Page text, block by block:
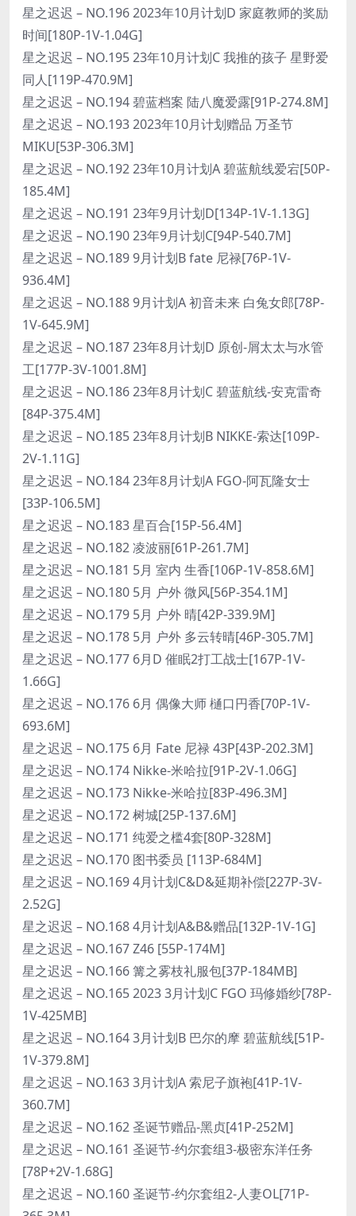
星之迟迟 – NO.196 2023年10月计划D 家庭教师的奖励
时间[180P-1V-1.04G]
星之迟迟 – NO.195 23年10月计划C 我推的孩子 星野爱
同人[119P-470.9M]
星之迟迟 – NO.194 碧蓝档案 陆八魔爱露[91P-274.8M]
星之迟迟 – NO.193 2023年10月计划赠品 万圣节
MIKU[53P-306.3M]
星之迟迟 – NO.192 23年10月计划A 碧蓝航线爱宕[50P-
185.4M]
星之迟迟 – NO.191 23年9月计划D[134P-1V-1.13G]
星之迟迟 – NO.190 23年9月计划C[94P-540.7M]
星之迟迟 – NO.189 9月计划B fate 尼禄[76P-1V-
936.4M]
星之迟迟 – NO.188 9月计划A 初音未来 白兔女郎[78P-
1V-645.9M]
星之迟迟 – NO.187 23年8月计划D 原创-屑太太与水管
工[177P-3V-1001.8M]
星之迟迟 – NO.186 23年8月计划C 碧蓝航线-安克雷奇
[84P-375.4M]
星之迟迟 – NO.185 23年8月计划B NIKKE-索达[109P-
2V-1.11G]
星之迟迟 – NO.184 23年8月计划A FGO-阿瓦隆女士
[33P-106.5M]
星之迟迟 – NO.183 星百合[15P-56.4M]
星之迟迟 – NO.182 凌波丽[61P-261.7M]
星之迟迟 – NO.181 5月 室内 生香[106P-1V-858.6M]
星之迟迟 – NO.180 5月 户外 微风[56P-354.1M]
星之迟迟 – NO.179 5月 户外 晴[42P-339.9M]
星之迟迟 – NO.178 5月 户外 多云转晴[46P-305.7M]
星之迟迟 – NO.177 6月D 催眠2打工战士[167P-1V-
1.66G]
星之迟迟 – NO.176 6月 偶像大师 樋口円香[70P-1V-
693.6M]
星之迟迟 – NO.175 6月 Fate 尼禄 43P[43P-202.3M]
星之迟迟 – NO.174 Nikke-米哈拉[91P-2V-1.06G]
星之迟迟 – NO.173 Nikke-米哈拉[83P-496.3M]
星之迟迟 – NO.172 树城[25P-137.6M]
星之迟迟 – NO.171 纯爱之槛4套[80P-328M]
星之迟迟 – NO.170 图书委员 [113P-684M]
星之迟迟 – NO.169 4月计划C&D&延期补偿[227P-3V-
2.52G]
星之迟迟 – NO.168 4月计划A&B&赠品[132P-1V-1G]
星之迟迟 – NO.167 Z46 [55P-174M]
星之迟迟 – NO.166 篝之雾枝礼服包[37P-184MB]
星之迟迟 – NO.165 2023 3月计划C FGO 玛修婚纱[78P-
1V-425MB]
星之迟迟 – NO.164 3月计划B 巴尔的摩 碧蓝航线[51P-
1V-379.8M]
星之迟迟 – NO.163 3月计划A 索尼子旗袍[41P-1V-
360.7M]
星之迟迟 – NO.162 圣诞节赠品-黑贞[41P-252M]
星之迟迟 – NO.161 圣诞节-约尔套组3-极密东洋任务
[78P+2V-1.68G]
星之迟迟 – NO.160 圣诞节-约尔套组2-人妻OL[71P-